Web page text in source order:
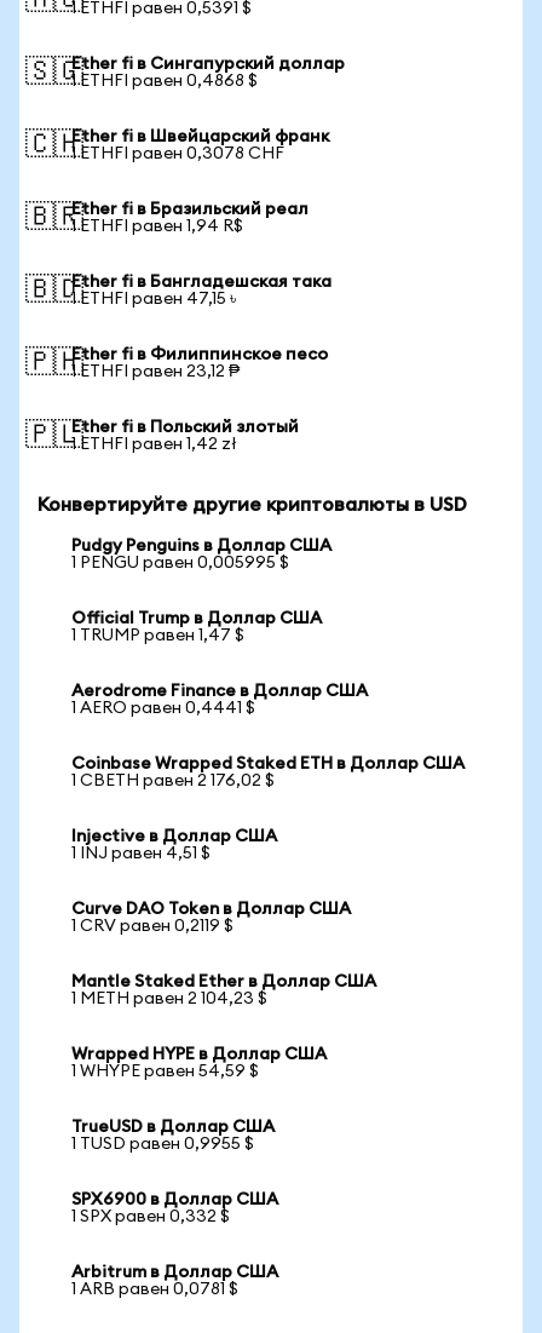
1 ETHFI равен 0,5391 $
🇸🇬Ether fi в Сингапурский доллар
1 ETHFI равен 0,4868 $
🇨🇭Ether fi в Швейцарский франк
1 ETHFI равен 0,3078 CHF
🇧🇷Ether fi в Бразильский реал
1 ETHFI равен 1,94 R$
🇧🇩Ether fi в Бангладешская така
1 ETHFI равен 47,15 ৳
🇵🇭Ether fi в Филиппинское песо
1 ETHFI равен 23,12 ₱
🇵🇱Ether fi в Польский злотый
1 ETHFI равен 1,42 zł
Конвертируйте другие криптовалюты в USD
Pudgy Penguins в Доллар США
1 PENGU равен 0,005995 $
Official Trump в Доллар США
1 TRUMP равен 1,47 $
Aerodrome Finance в Доллар США
1 AERO равен 0,4441 $
Coinbase Wrapped Staked ETH в Доллар США
1 CBETH равен 2 176,02 $
Injective в Доллар США
1 INJ равен 4,51 $
Curve DAO Token в Доллар США
1 CRV равен 0,2119 $
Mantle Staked Ether в Доллар США
1 METH равен 2 104,23 $
Wrapped HYPE в Доллар США
1 WHYPE равен 54,59 $
TrueUSD в Доллар США
1 TUSD равен 0,9955 $
SPX6900 в Доллар США
1 SPX равен 0,332 $
Arbitrum в Доллар США
1 ARB равен 0,0781 $